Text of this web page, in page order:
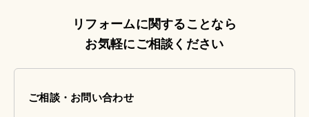
リフォームに関することなら
お気軽にご相談ください
ご相談・お問い合わせ